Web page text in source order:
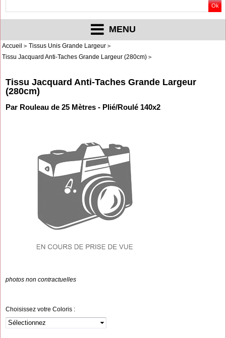
MENU
Accueil
Tissus Unis Grande Largeur
Tissu Jacquard Anti-Taches Grande Largeur (280cm)
Tissu Jacquard Anti-Taches Grande Largeur
(280cm)
Par Rouleau de 25 Mètres - Plié/Roulé 140x2
photos non contractuelles
Choisissez votre Coloris :